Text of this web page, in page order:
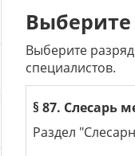
Выберите
специалистов.
§ 87. Слесарь
Раздел